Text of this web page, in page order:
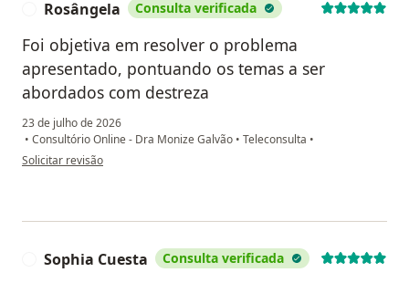
Rosângela Consulta verificada
Foi objetiva em resolver o problema
apresentado, pontuando os temas a ser
abordados com destreza
23 de julho de 2026
• Consultório Online - Dra Monize Galvão • Teleconsulta •
na opinião do utilizador Rosângela
Solicitar revisão
Sophia Cuesta Consulta verificada